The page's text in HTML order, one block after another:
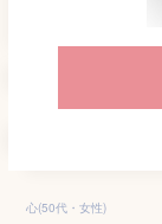
心(50代・女性)